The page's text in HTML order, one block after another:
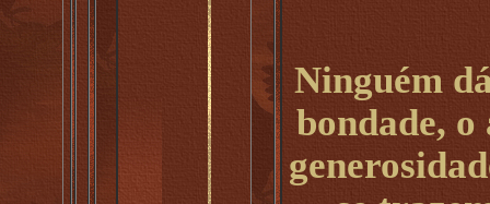
Ninguém
bondade,